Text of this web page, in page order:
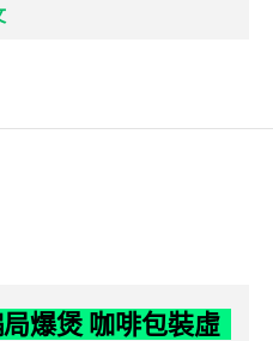
爆煲 咖啡包裝虛